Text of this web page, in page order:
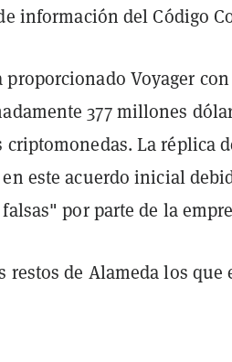
información del Código
proporcionado Voyager
377 millones
criptomonedas. La réplica
este acuerdo inicial
por parte de la
restos de Alameda los